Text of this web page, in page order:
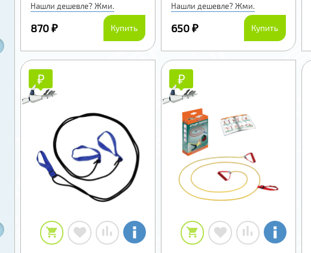
Нашли дешевле? Жми.
870 ₽ Купить
Нашли дешевле? Жми.
650 ₽ Купить
₽
₽ ₽
₽